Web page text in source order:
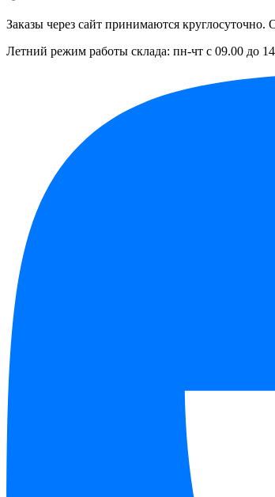
Заказы через сайт принимаются круглосуточно.
Летний режим работы склада: пн-чт с 09.00 до